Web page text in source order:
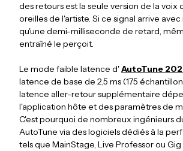
des retours est la seule version de la voix
oreilles de l'artiste. Si ce signal arrive
qu'une demi-milliseconde de retard,
entraîné le perçoit.
Le mode faible latence d'AutoTune
latence de base de 2,5 ms (175
latence aller-retour supplémentaire
l'application hôte et des paramètres de
C'est pourquoi de nombreux ingénieurs
AutoTune via des logiciels dédiés à la
tels que MainStage, Live Professor ou